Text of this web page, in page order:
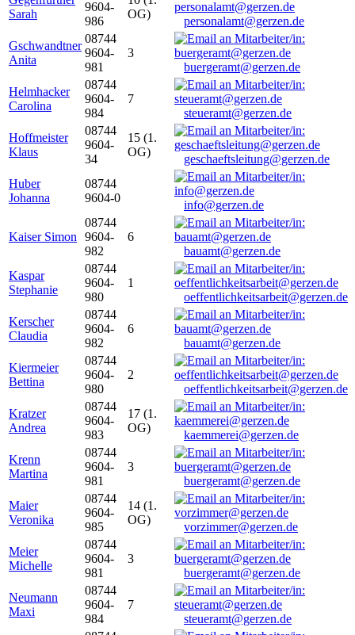
Sarah
9604-
986
OG)
personalamt@gerzen.de
Gschwandtner
Anita
08744
9604-
981
3
buergeramt@gerzen.de
Helmhacker
Carolina
08744
9604-
984
7
steueramt@gerzen.de
Hoffmeister
Klaus
08744
9604-
34
15 (1.
OG)
geschaeftsleitung@gerzen.de
Huber
Johanna
08744
9604-0
info@gerzen.de
Kaiser Simon
08744
9604-
982
6
bauamt@gerzen.de
Kaspar
Stephanie
08744
9604-
980
1
oeffentlichkeitsarbeit@gerzen.de
Kerscher
Claudia
08744
9604-
982
6
bauamt@gerzen.de
Kiermeier
Bettina
08744
9604-
980
2
oeffentlichkeitsarbeit@gerzen.de
Kratzer
Andrea
08744
9604-
983
17 (1.
OG)
kaemmerei@gerzen.de
Krenn
Martina
08744
9604-
981
3
buergeramt@gerzen.de
Maier
Veronika
08744
9604-
985
14 (1.
OG)
vorzimmer@gerzen.de
Meier
Michelle
08744
9604-
981
3
buergeramt@gerzen.de
Neumann
Maxi
08744
9604-
984
7
steueramt@gerzen.de